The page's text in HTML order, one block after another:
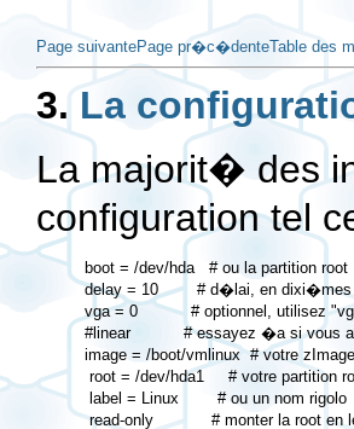
Page suivantePage pr�c�denteTable des
3. La
La majorit� des
configuration tel
boot = /dev/hda   # ou la partition root
delay = 10        # d�lai, en dixi�mes
vga = 0           # optionnel, utilisez
#linear           # essayez �a si vous
image = /boot/vmlinux  # votre zImage
root = /dev/hda1     # votre partition
label = Linux        # ou un nom rigolo
read-only            # monter la root en